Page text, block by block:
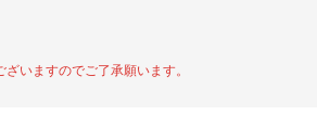
いますのでご了承願います。